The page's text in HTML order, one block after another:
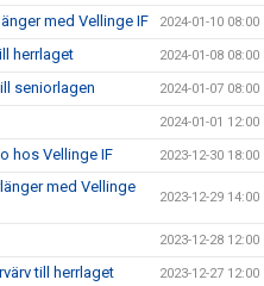
med Vellinge IF 2024-01-10 08:00
herrlaget 2024-01-08 08:00
seniorlagen 2024-01-07 08:00
2024-01-01 12:00
hos Vellinge IF 2023-12-30 18:00
med Vellinge
2023-12-29 14:00
2023-12-28 12:00
till herrlaget 2023-12-27 12:00